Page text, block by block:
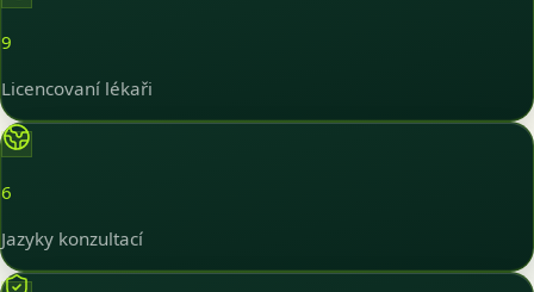
9
Licencovaní lékaři
6
Jazyky konzultací